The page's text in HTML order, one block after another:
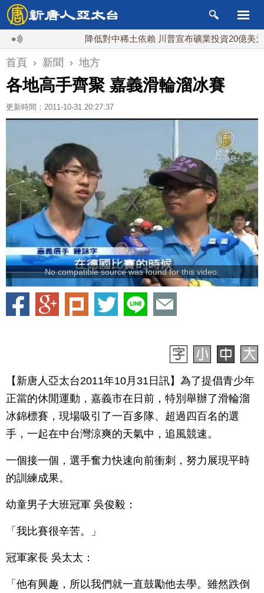
降低對中稀土依賴 川普宣布礦業投資20億美元
首頁 › 新聞 › 地方
各地高手齊聚 嘉義滑輪溜冰賽
更新時間：2011-10-31 20:27:37
No compatible source was found for this video.
【新唐人亞太台2011年10月31日訊】為了提倡青少年
正當的休閒運動，嘉義市在日前，特別舉辦了滑輪溜
冰錦標賽，現場吸引了一百多隊、超過四百名的選
手，一起在中台灣涼爽的天氣中，追風競速。
一個接一個，選手奮力快速向前衝刺，努力展現平時
的訓練成果。
幼童男子大班冠軍 吳俊毅：
「我比賽很辛苦。」
冠軍家長 吳太太：
「他有興趣，所以我們就一直鼓勵他去學。雖然跌倒